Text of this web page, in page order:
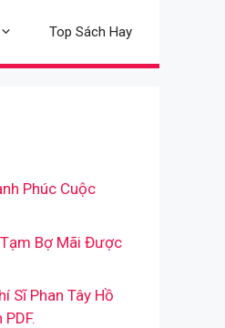
Top Sách Hay
Phúc Cuộc
Bợ Mãi Được
Sĩ Phan Tây Hồ